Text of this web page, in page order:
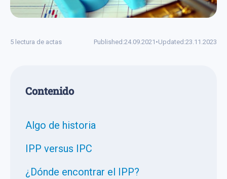
5 lectura de actas Published:24.09.2021 •Updated:23.11.2023
Сontenido
Algo de historia
IPP versus IPC
¿Dónde encontrar el IPP?